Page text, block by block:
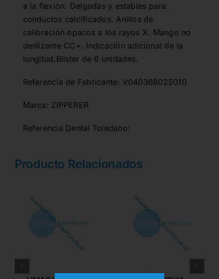
a la flexión. Delgadas y estables para
conductos calcificados. Anillos de
calibración opacos a los rayos X. Mango no
deslizante CC+. Indicación adicional de la
longitud.Blister de 6 unidades.
Referencia de Fabricante: V040368025010
Marca: ZIPPERER
Referencia Dental Toledano:
Producto Relacionados